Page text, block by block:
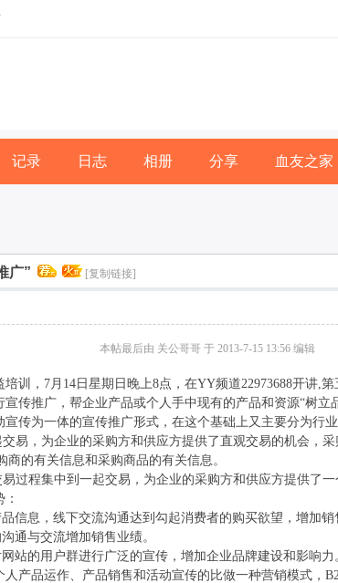
记录 日志 相册 分享 血友之家
广” [复制链接]
本帖最后由 关公哥哥 于 2013-7-15 13:56 编辑
，7月14日星期日晚上8点，在YY频道22973688开讲,
传推广，帮企业产品或个人手中现有的产品和资源“树立
为一体的宣传推广形式，在这个基础上又主要分为行业
，为企业的采购方和供应方提供了直观交易的机会，
的有关信息和采购商品的有关信息。
程集中到一起交易，为企业的采购方和供应方提供了一
息，线下交流沟通达到勾起消费者的购买欲望，增加销
与交流增加销售业绩。
的用户群进行广泛的宣传，增加企业品牌建设和影响力
品运作、产品销售和活动宣传的比做一种营销模式，